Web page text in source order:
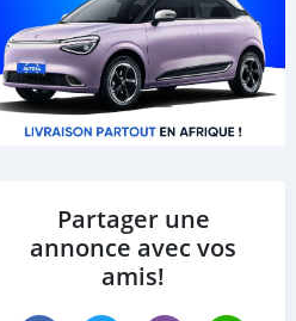
Partager une
annonce avec vos
amis!